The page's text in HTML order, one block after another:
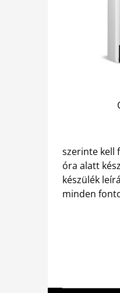
szerinte kell
óra alatt
készülék
minden